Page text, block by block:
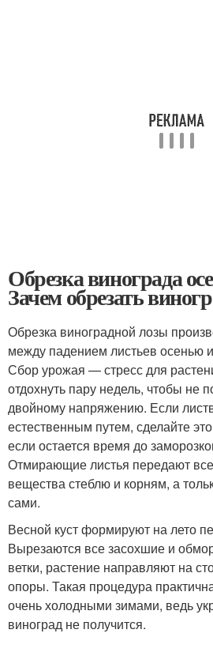
Обрезка винограда
Зачем обрезать
Обрезка виноградной лозы
между падением листьев осенью
Сбор урожая — стресс для
отдохнуть пару недель, чтобы не
двойному напряжению. Если
естественным путем, сделайте
если остается время до
Отмирающие листья передают
вещества стеблю и корням, а
сами.
Весной куст формируют на лето
Вырезаются все засохшие и
ветки, растение направляют на
опоры. Такая процедура
очень холодными зимами, ведь
виноград не получится.